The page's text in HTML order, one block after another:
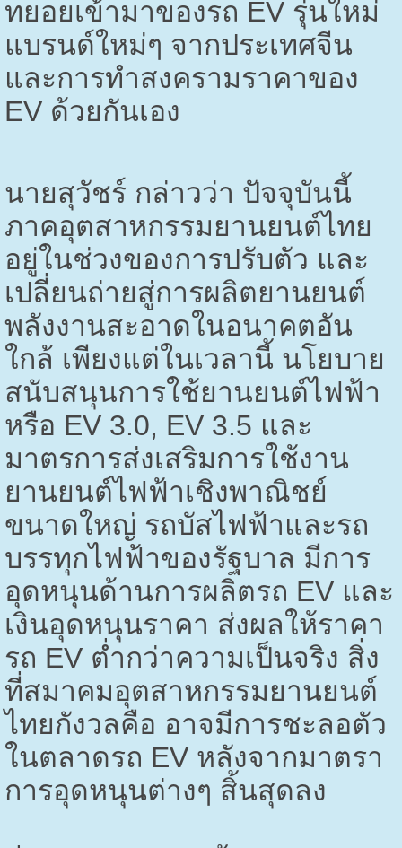
ทยอยเข้ามาของรถ EV รุ่นใหม่
แบรนด์ใหม่ๆ จากประเทศจีน
และการทำสงครามราคาของ
EV ด้วยกันเอง
นายสุวัชร์ กล่าวว่า ปัจจุบันนี้
ภาคอุตสาหกรรมยานยนต์ไทย
อยู่ในช่วงของการปรับตัว และ
เปลี่ยนถ่ายสู่การผลิตยานยนต์
พลังงานสะอาดในอนาคตอัน
ใกล้ เพียงแต่ในเวลานี้ นโยบาย
สนับสนุนการใช้ยานยนต์ไฟฟ้า
หรือ EV 3.0, EV 3.5 และ
มาตรการส่งเสริมการใช้งาน
ยานยนต์ไฟฟ้าเชิงพาณิชย์
ขนาดใหญ่ รถบัสไฟฟ้าและรถ
บรรทุกไฟฟ้าของรัฐบาล มีการ
อุดหนุนด้านการผลิตรถ EV และ
เงินอุดหนุนราคา ส่งผลให้ราคา
รถ EV ต่ำกว่าความเป็นจริง สิ่ง
ที่สมาคมอุตสาหกรรมยานยนต์
ไทยกังวลคือ อาจมีการชะลอตัว
ในตลาดรถ EV หลังจากมาตรา
การอุดหนุนต่างๆ สิ้นสุดลง